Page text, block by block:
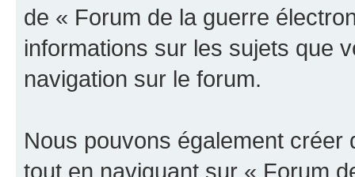
de « Forum de la guerre
informations sur les sujets que
navigation sur le forum.
Nous pouvons également
tout en naviguant sur « Forum